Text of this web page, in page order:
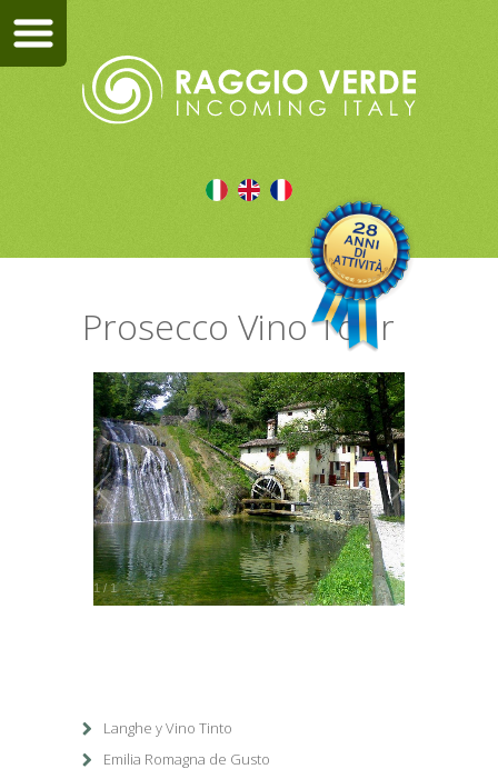
Prosecco Vino Tour
1/1
Langhe y Vino Tinto
Emilia Romagna de Gusto